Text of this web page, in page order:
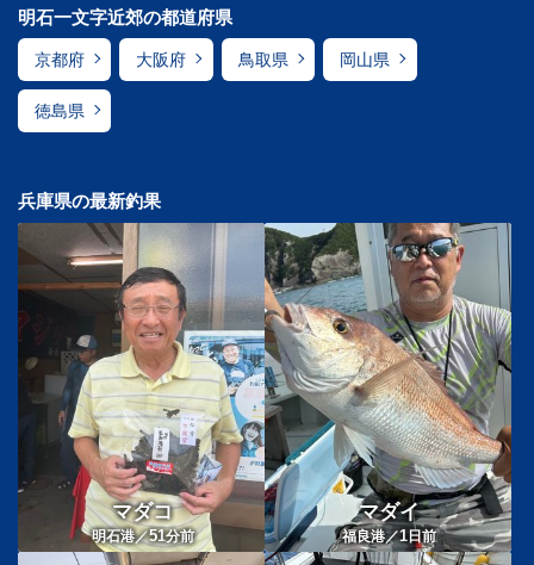
明石一文字近郊の都道府県
京都府 大阪府 鳥取県 岡山県
徳島県
兵庫県の最新釣果
マダコ
明石港／51分前
マダイ
福良港／1 日前